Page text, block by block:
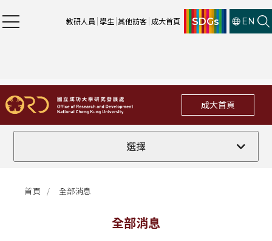
教研人員 學生 其他訪客 成大首頁 SDGs EN
成大首頁
選擇
全部
法規修訂
首頁 全部消息
全部消息